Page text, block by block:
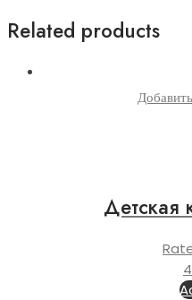
Related products
Детская